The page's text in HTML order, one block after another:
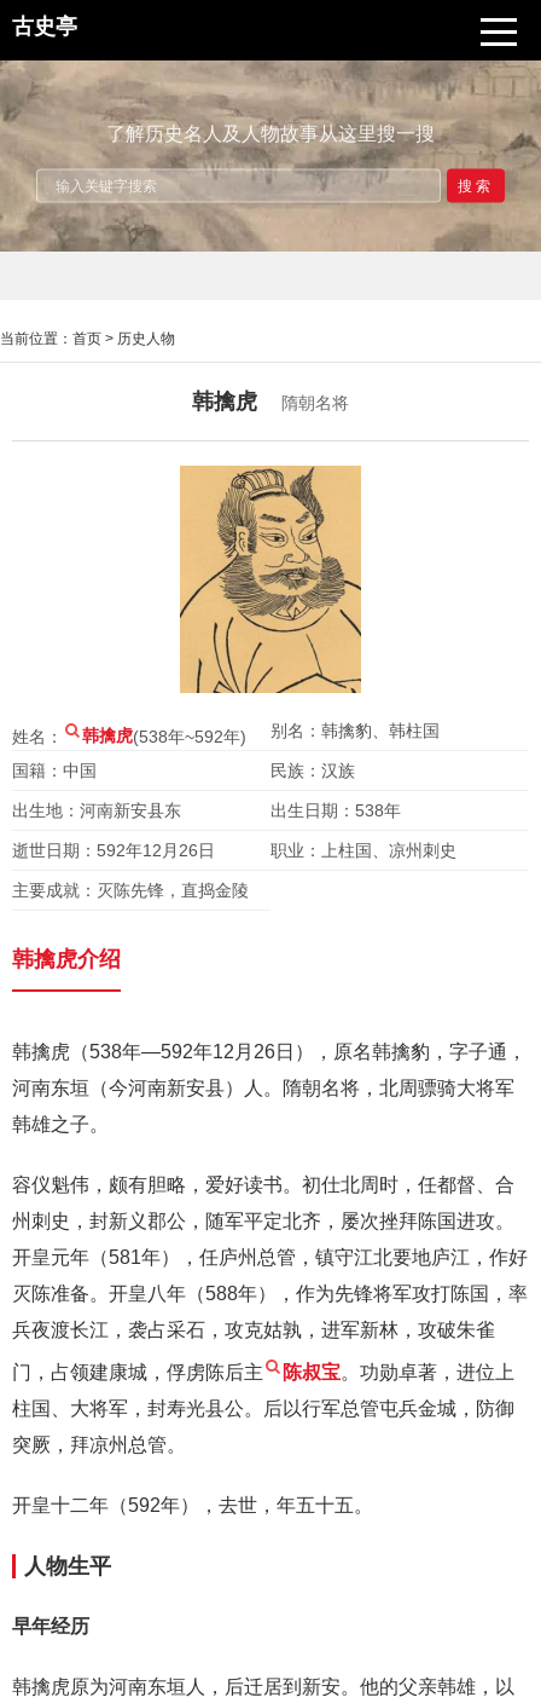
古史亭
了解历史名人及人物故事从这里搜一搜
搜索
当前位置： 首页 > 历史人物
韩擒虎 隋朝名将
姓名： 韩擒虎(538年~592年) 别名：韩擒豹、韩柱国
国籍：中国 民族：汉族
出生地：河南新安县东 出生日期：538年
逝世日期：592年12月26日 职业：上柱国、凉州刺史
主要成就：灭陈先锋，直捣金陵
韩擒虎介绍
韩擒虎（538年—592年12月26日），原名韩擒豹，字子通，
河南东垣（今河南新安县）人。隋朝名将，北周骠骑大将军
韩雄之子。
容仪魁伟，颇有胆略，爱好读书。初仕北周时，任都督、合
州刺史，封新义郡公，随军平定北齐，屡次挫拜陈国进攻。
开皇元年（581年），任庐州总管，镇守江北要地庐江，作好
灭陈准备。开皇八年（588年），作为先锋将军攻打陈国，率
兵夜渡长江，袭占采石，攻克姑孰，进军新林，攻破朱雀
门，占领建康城，俘虏陈后主 陈叔宝。功勋卓著，进位上
柱国、大将军，封寿光县公。后以行军总管屯兵金城，防御
突厥，拜凉州总管。
开皇十二年（592年），去世，年五十五。
人物生平
早年经历
韩擒虎原为河南东垣人，后迁居到新安。他的父亲韩雄，以